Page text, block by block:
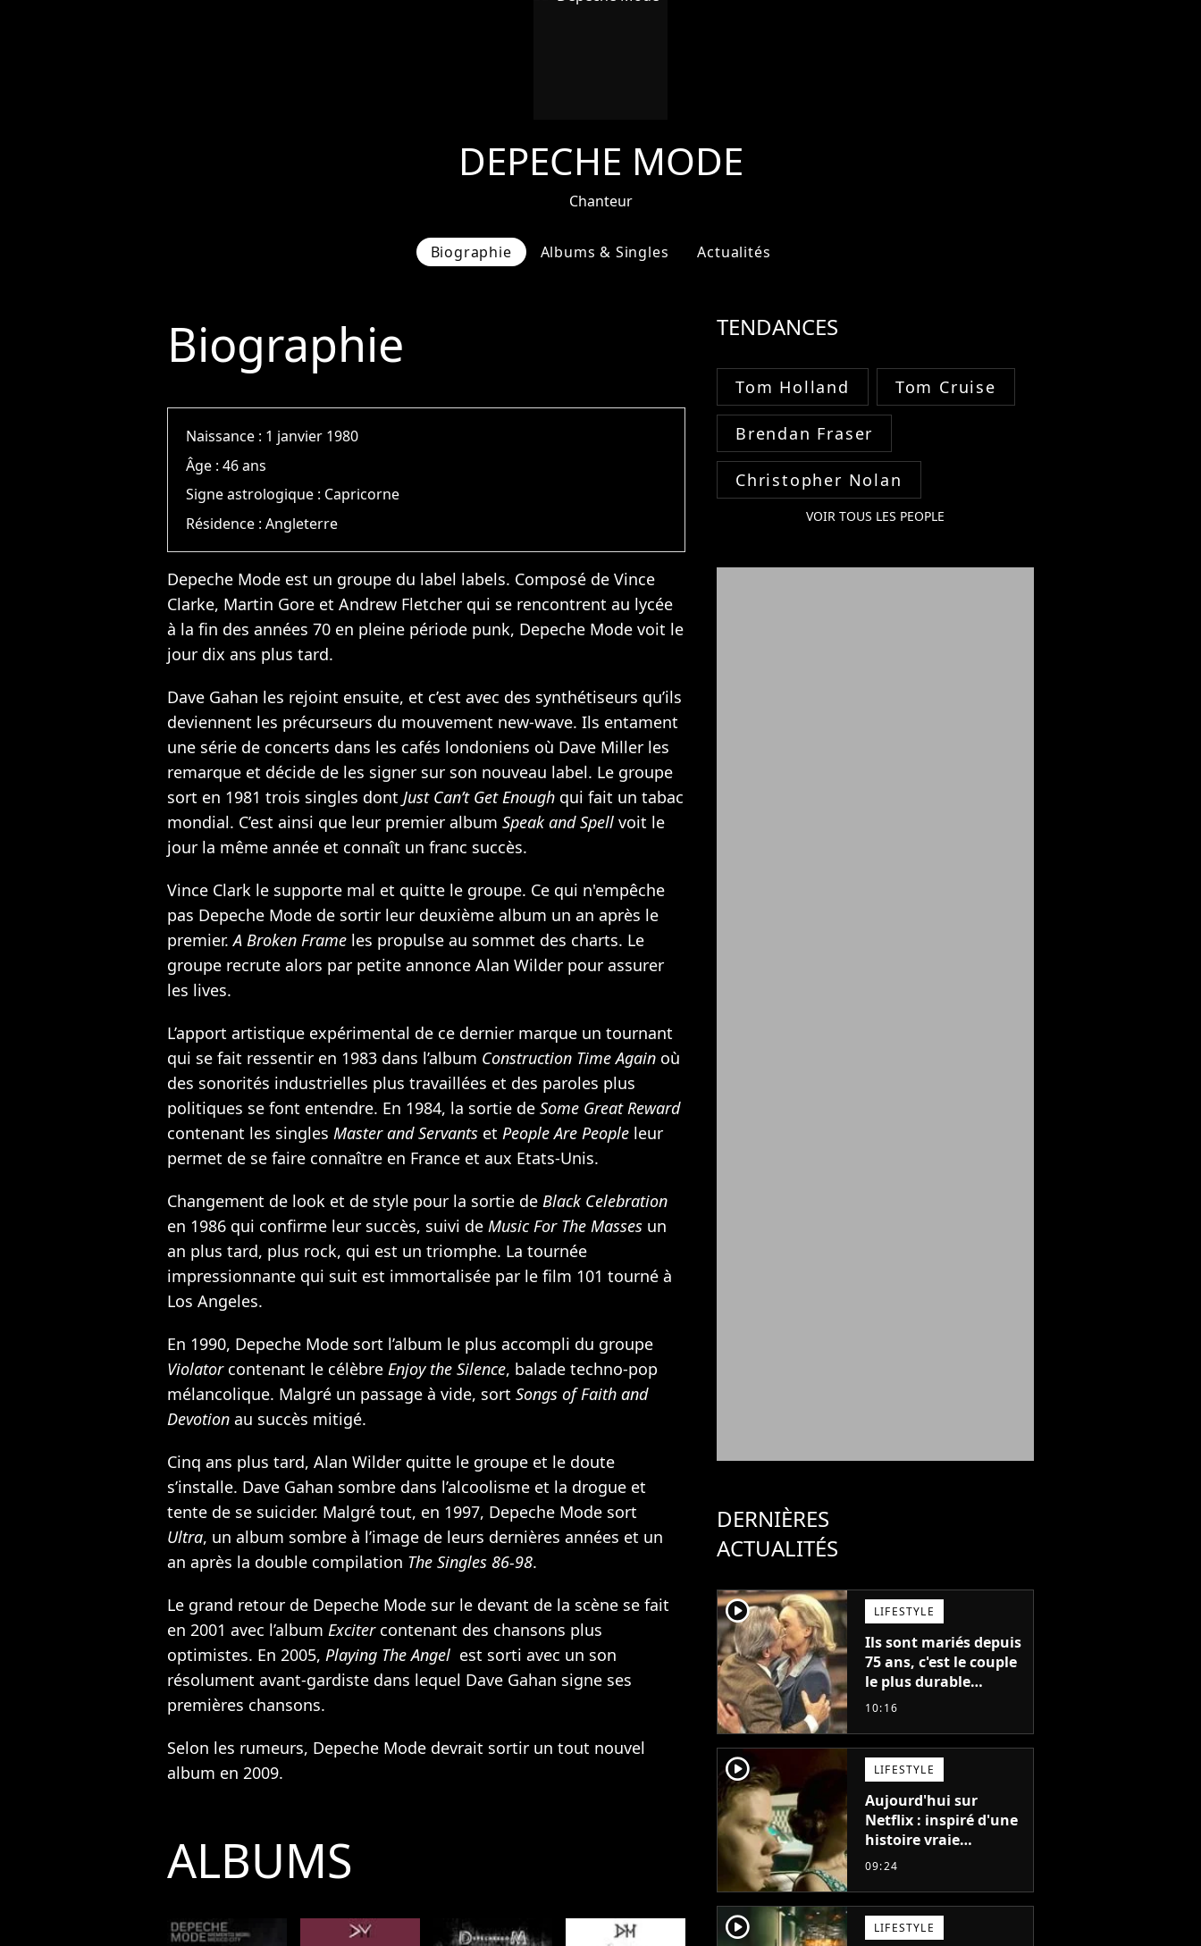
DEPECHE MODE
Chanteur
Biographie Albums & Singles Actualités
Biographie
Naissance : 1 janvier 1980
Âge :46 ans
Signe astrologique : Capricorne
Résidence :Angleterre
Depeche Mode est un groupe du label labels. Composé de Vince
Clarke, Martin Gore et Andrew Fletcher qui se rencontrent au lycée
à la fin des années 70 en pleine période punk, Depeche Mode voit le
jour dix ans plus tard.
Dave Gahan les rejoint ensuite, et c’est avec des synthétiseurs qu’ils
deviennent les précurseurs du mouvement new-wave. Ils entament
une série de concerts dans les cafés londoniens où Dave Miller les
remarque et décide de les signer sur son nouveau label. Le groupe
sort en 1981 trois singles dont Just Can’t Get Enough qui fait un tabac
mondial. C’est ainsi que leur premier album Speak and Spell voit le
jour la même année et connaît un franc succès.
Vince Clark le supporte mal et quitte le groupe. Ce qui n'empêche
pas Depeche Mode de sortir leur deuxième album un an après le
premier.A Broken Frame les propulse au sommet des charts. Le
groupe recrute alors par petite annonce Alan Wilder pour assurer
les lives.
L’apport artistique expérimental de ce dernier marque un tournant
qui se fait ressentir en 1983 dans l’album Construction Time Again où
des sonorités industrielles plus travaillées et des paroles plus
politiques se font entendre. En 1984, la sortie de Some Great Reward
contenant les singles Master and Servants et People Are People leur
permet de se faire connaître en France et aux Etats-Unis.
Changement de look et de style pour la sortie de Black Celebration
en 1986 qui confirme leur succès, suivi de Music For The Masses un
an plus tard, plus rock, qui est un triomphe. La tournée
impressionnante qui suit est immortalisée par le film 101 tourné à
Los Angeles.
En 1990, Depeche Mode sort l’album le plus accompli du groupe
Violatorcontenant le célèbre Enjoy the Silence, balade techno-pop
mélancolique. Malgré un passage à vide, sort Songs of Faith and
Devotion au succès mitigé.
Cinq ans plus tard, Alan Wilder quitte le groupe et le doute
s’installe. Dave Gahan sombre dans l’alcoolisme et la drogue et
tente de se suicider. Malgré tout, en 1997, Depeche Mode sort
Ultra, un album sombre à l’image de leurs dernières années et un
an après la double compilation The Singles 86-98.
Le grand retour de Depeche Mode sur le devant de la scène se fait
en 2001 avec l’album Excitercontenant des chansons plus
optimistes. En 2005, Playing The Angel est sorti avec un son
résolument avant-gardiste dans lequel Dave Gahan signe ses
premières chansons.
Selon les rumeurs, Depeche Mode devrait sortir un tout nouvel
album en 2009.
ALBUMS
TENDANCES
Tom Holland Tom Cruise
Brendan Fraser
Christopher Nolan
VOIR TOUS LES PEOPLE
DERNIÈRES
ACTUALITÉS
player2 LIFESTYLE
Ils sont mariés depuis
75 ans, c'est le couple
le plus durable
d'Hollywood : "Nous
après jour, et les jours
se sont transformés
en décennies"
10:16
player2 LIFESTYLE
Aujourd'hui sur
Netflix : inspiré d'une
histoire vraie
glaçante, c'est l'un
21ème siècle
09:24
player2 LIFESTYLE